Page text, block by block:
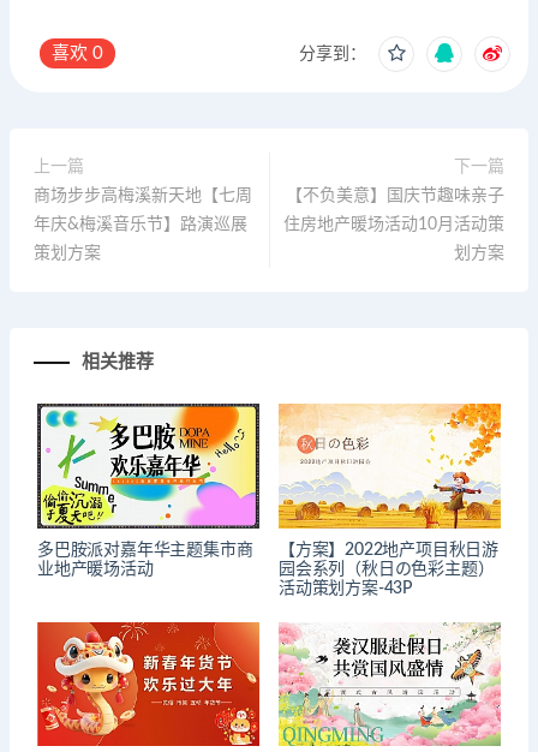
喜欢 0 分享到：
上一篇
商场步步高梅溪新天地【七周
年庆&梅溪音乐节】路演巡展
策划方案
下一篇
【不负美意】国庆节趣味亲子
住房地产暖场活动10月活动策
划方案
相关推荐
多巴胺派对嘉年华主题集市商
业地产暖场活动
【方案】2022地产项目秋日游
园会系列（秋日の色彩主题）
活动策划方案-43P